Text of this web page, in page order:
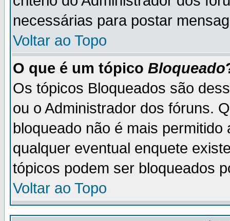
necessárias para postar
Voltar ao Topo
O que é um tópico Bloqueado
Os tópicos Bloqueados são
ou o Administrador dos fóruns.
bloqueado não é mais
qualquer eventual enquete
tópicos podem ser bloqueados
Voltar ao Topo